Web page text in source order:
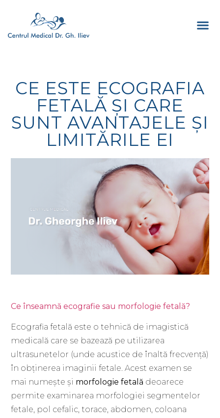
CE ESTE ECOGRAFIA
FETALĂ ȘI CARE
SUNT AVANTAJELE ȘI
LIMITĂRILE EI
Ce înseamnă ecografie sau morfologie fetală?
Ecografia fetală este o tehnică de imagistică
medicală care se bazează pe utilizarea
ultrasunetelor (unde acustice de înaltă frecvență)
în obținerea imaginii fetale. Acest examen se
mai numește și morfologie fetală deoarece
permite examinarea morfologiei segmentelor
fetale, pol cefalic, torace, abdomen, coloana